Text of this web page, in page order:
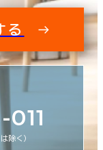
る
除く）